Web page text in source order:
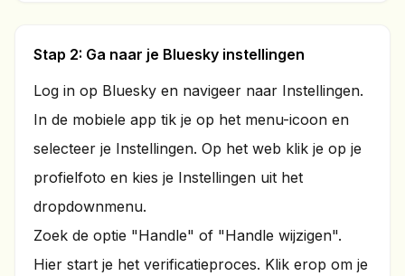
Stap 2: Ga naar je Bluesky instellingen
Log in op Bluesky en navigeer naar Instellingen.
In de mobiele app tik je op het menu-icoon en
selecteer je Instellingen. Op het web klik je op je
profielfoto en kies je Instellingen uit het
dropdownmenu.
Zoek de optie "Handle" of "Handle wijzigen".
Hier start je het verificatieproces. Klik erop om je